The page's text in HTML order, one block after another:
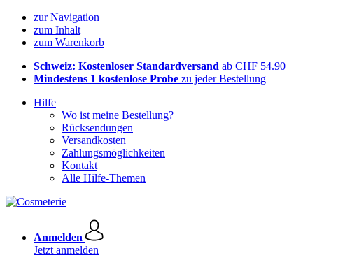
zur Navigation
zum Inhalt
zum Warenkorb
Schweiz: Kostenloser Standardversand ab CHF 54.90
Mindestens 1 kostenlose Probe zu jeder Bestellung
Hilfe
Wo ist meine Bestellung?
Rücksendungen
Versandkosten
Zahlungsmöglichkeiten
Kontakt
Alle Hilfe-Themen
Anmelden
Jetzt anmelden